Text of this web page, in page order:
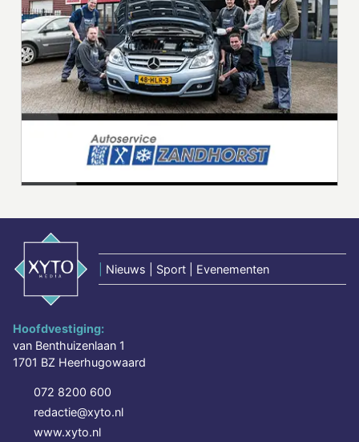
Nieuws | Sport | Evenementen
Hoofdvestiging:
van Benthuizenlaan 1
1701 BZ Heerhugowaard
072 8200 600
redactie@xyto.nl
www.xyto.nl